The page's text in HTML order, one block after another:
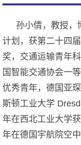
孙小倩，教授，
计划， 获第二十四
奖，交通运输青年
国智能交通协会一
优秀青年，德国亚
斯顿工业大学
年在西北工业大学
年在德国宇航院空